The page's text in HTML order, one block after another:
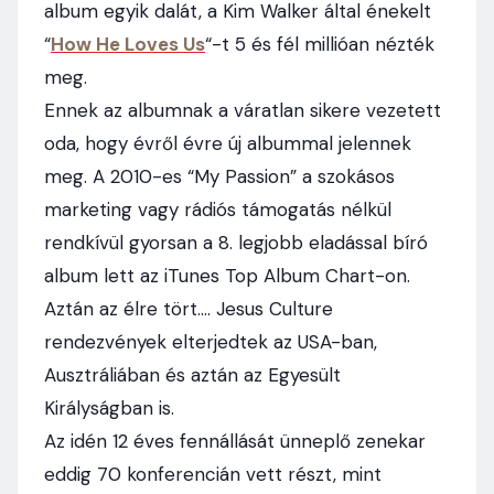
album egyik dalát, a Kim Walker által énekelt
“How He Loves Us“-t 5 és fél millióan nézték
meg.
Ennek az albumnak a váratlan sikere vezetett
oda, hogy évről évre új albummal jelennek
meg. A 2010-es “My Passion” a szokásos
marketing vagy rádiós támogatás nélkül
rendkívül gyorsan a 8. legjobb eladással bíró
album lett az iTunes Top Album Chart-on.
Aztán az élre tört…. Jesus Culture
rendezvények elterjedtek az USA-ban,
Ausztráliában és aztán az Egyesült
Királyságban is.
Az idén 12 éves fennállását ünneplő zenekar
eddig 70 konferencián vett részt, mint